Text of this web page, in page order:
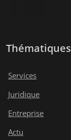
Thématiques
Services
Juridique
Entreprise
Actu